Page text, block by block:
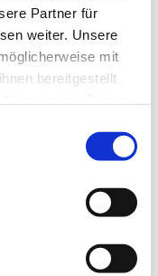
Partner für
weiter. Unsere
mit
bereitgestellt